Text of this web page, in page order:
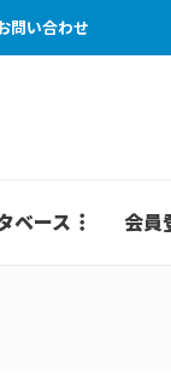
問い合わせ
ベース 会員